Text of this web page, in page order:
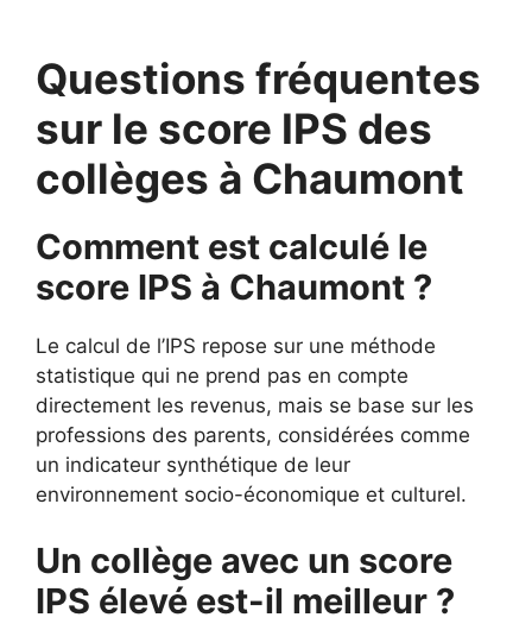
Questions fréquentes
sur le score IPS des
collèges à Chaumont
Comment est calculé le
score IPS à Chaumont ?
Le calcul de l’IPS repose sur une méthode
statistique qui ne prend pas en compte
directement les revenus, mais se base sur les
professions des parents, considérées comme
un indicateur synthétique de leur
environnement socio-économique et culturel.
Un collège avec un score
IPS élevé est-il meilleur ?